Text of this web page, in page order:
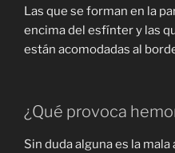
Las que se forman en la
encima del esfínter y las
están acomodadas al
¿Qué provoca
Sin duda alguna es la